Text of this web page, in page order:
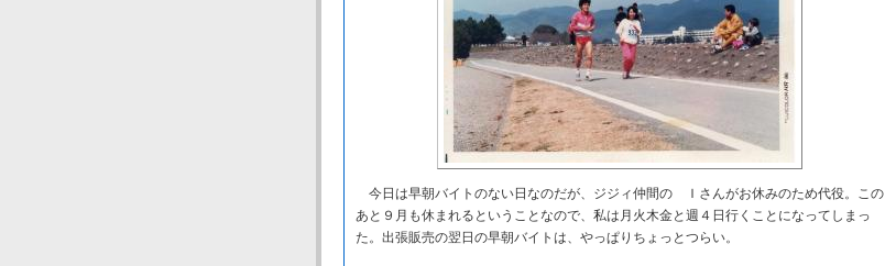
今日は早朝バイトのない日なのだが、ジジィ仲間の Ｉさんがお休みのため代役。この
あと９月も休まれるということなので、私は月火木金と週４日行くことになってしまっ
た。出張販売の翌日の早朝バイトは、やっぱりちょっとつらい。